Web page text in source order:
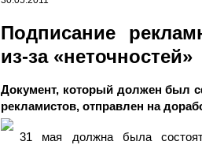
Подписание
из-за «неточностей»
Документ, который должен был
рекламистов, отправлен на
31 мая должна была